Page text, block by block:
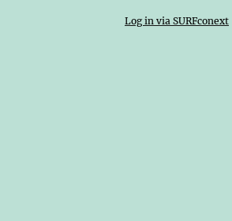
Log in via SURFconext